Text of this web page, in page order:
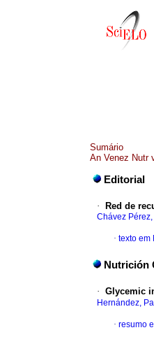
Sumário
An Venez Nutr
Editorial
· Red de
Chávez
· texto em
Nutrición
· Glycemic
Hernández,
· resumo